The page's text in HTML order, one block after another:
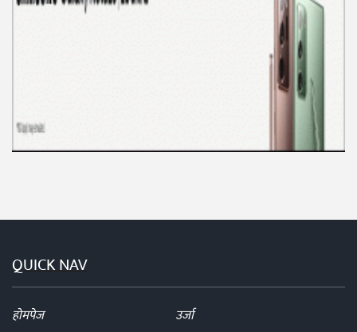
QUICK NAV
होमपेज
उर्जा